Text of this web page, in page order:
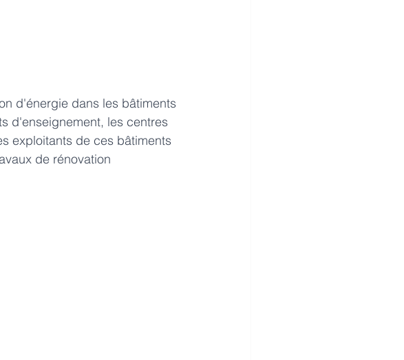
d'énergie dans les bâtiments
d'enseignement, les centres
exploitants de ces bâtiments
de rénovation